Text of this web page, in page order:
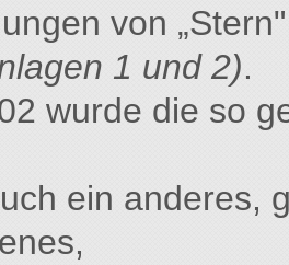
von
1 und 2).
wurde die so
ein anderes,